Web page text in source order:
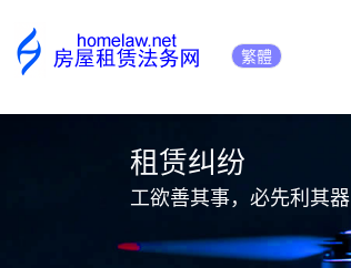
繁體
租赁纠纷
工欲善其事，必先利其器